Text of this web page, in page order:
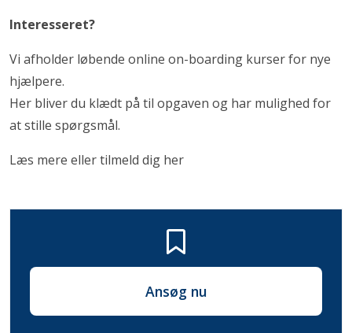
Interesseret?
Vi afholder løbende online on-boarding kurser for nye
hjælpere.
Her bliver du klædt på til opgaven og har mulighed for
at stille spørgsmål.
Læs mere eller tilmeld dig her
Ansøg nu